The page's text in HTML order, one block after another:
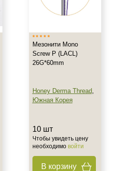
Мезонити Mono
Screw P (LACL)
26G*60mm
Honey Derma Thread,
Южная Корея
10 шт
Чтобы увидеть цену
необходимо войти
В корзину